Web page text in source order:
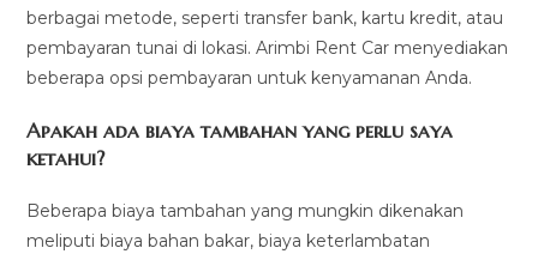
berbagai metode, seperti transfer bank, kartu kredit, atau
pembayaran tunai di lokasi. Arimbi Rent Car menyediakan
beberapa opsi pembayaran untuk kenyamanan Anda.
Apakah ada biaya tambahan yang perlu saya
ketahui?
Beberapa biaya tambahan yang mungkin dikenakan
meliputi biaya bahan bakar, biaya keterlambatan